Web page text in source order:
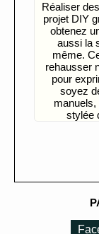
Réaliser des
projet DIY
obtenez
aussi la
même.
rehausser
pour
soyez
stylée